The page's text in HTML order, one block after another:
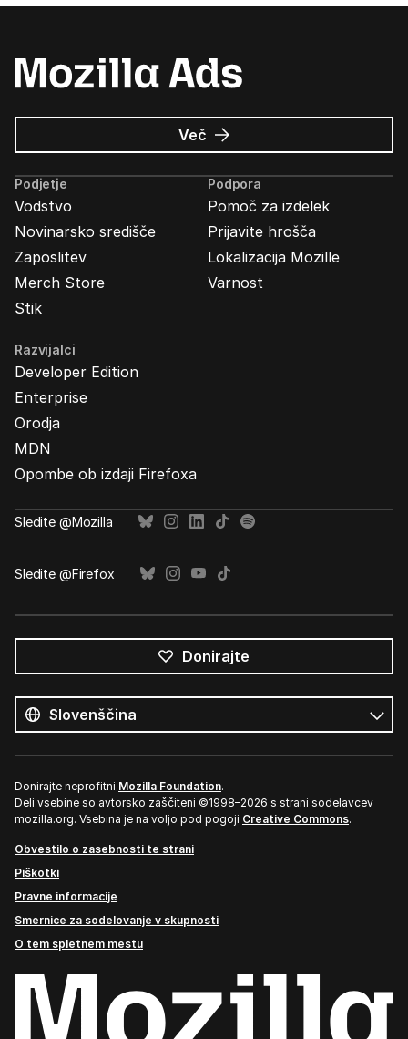
Več o
Oglasi
Mozilla
Podjetje
Vodstvo
Novinarsko središče
Zaposlitev
Merch Store
Stik
Podpora
Pomoč za izdelek
Prijavite hrošča
Lokalizacija Mozille
Varnost
Razvijalci
Developer Edition
Enterprise
Orodja
MDN
Opombe ob izdaji Firefoxa
Sledite @Mozilla
Sledite @Firefox
Donirajte
jeziki
Jezik
Donirajte neprofitni Mozilla Foundation.
Deli vsebine so avtorsko zaščiteni ©1998–2026 s strani sodelavcev
mozilla.org. Vsebina je na voljo pod pogoji Creative Commons.
Obvestilo o zasebnosti te strani
Piškotki
Pravne informacije
Smernice za sodelovanje v skupnosti
O tem spletnem mestu